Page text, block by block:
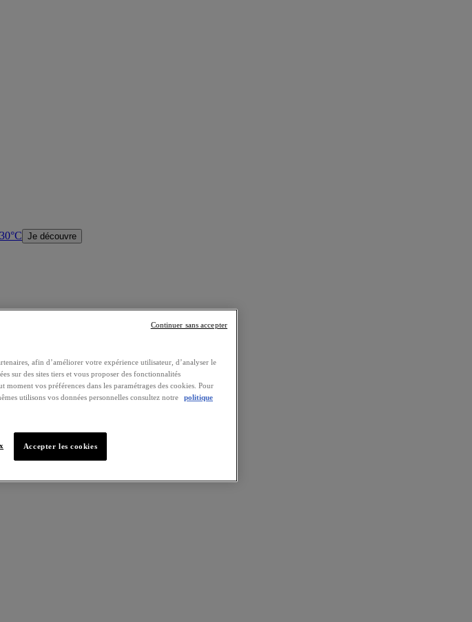
Je découvre
afin d’améliorer votre expérience utilisateur, d’analyser le
sur des sites tiers et vous proposer des fonctionnalités
vos préférences dans les paramétrages des cookies. Pour
utilisons vos données personnelles consultez notre
politique
Accepter les cookies
Continuer sans accepter